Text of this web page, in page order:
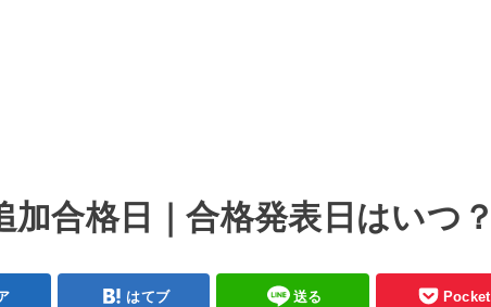
加合格日｜合格発表日はいつ？
はてブ 送る Pocket